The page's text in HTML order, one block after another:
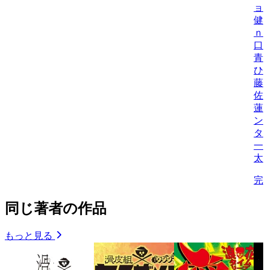
ョ
健
ｎ
口
青
ひ
藤
佐
蓮
ン
タ
一/
太
完
同じ著者の作品
もっと見る